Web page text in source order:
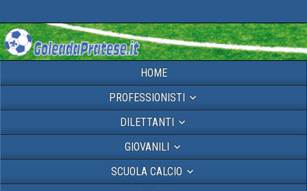
HOME
PROFESSIONISTI
DILETTANTI
GIOVANILI
SCUOLA CALCIO